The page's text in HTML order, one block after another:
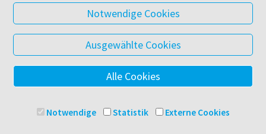
Datenschutz & Cookies
AGB
Barrierefreiheit
© 2025 Facultas Verlags- und Buchhandels AG
Notwendige Cookies
Ausgewählte Cookies
Alle Cookies
Notwendige Statistik Externe Cookies